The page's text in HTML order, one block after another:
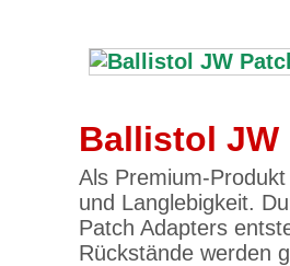
Ballistol JW
Als Premium-
und Langlebigkeit.
Patch Adapters
Rückstände werden